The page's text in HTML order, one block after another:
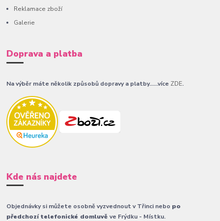
Reklamace zboží
Galerie
Doprava a platba
Na výběr máte několik způsobů dopravy a platby......více ZDE.
Kde nás najdete
Objednávky si můžete osobně vyzvednout v Třinci nebo po
předchozí telefonické domluvěve Frýdku - Místku.